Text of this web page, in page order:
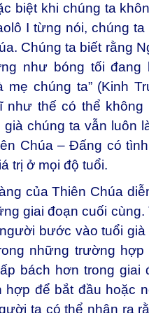
biệt khi chúng ta
I từng nói, chúng ta
Chúng ta biết rằng
như bóng tối đang
chúng ta” (Kinh
như thế có thể không
chúng ta vẫn luôn
Chúa – Đấng có
trị ở mọi độ tuổi.
của Thiên Chúa
giai đoạn cuối cùng.
bước vào tuổi
những trường hợp
bách hơn trong giai
để bắt đầu hoặc
ta có thể nhận ra